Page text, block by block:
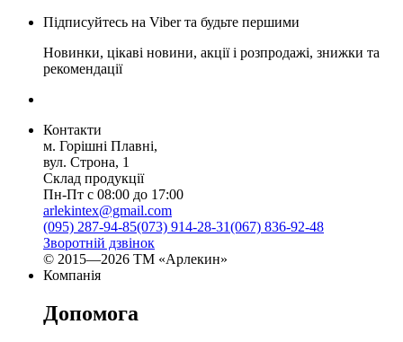
Підписуйтесь на Viber та будьте першими
Новинки, цікаві новини, акції і розпродажі, знижки та
рекомендації
Контакти
м. Горішні Плавні,
вул. Строна, 1
Склад продукції
Пн-Пт с 08:00 до 17:00
arlekintex@gmail.com
(095) 287-94-85(073) 914-28-31(067) 836-92-48
Зворотній дзвінок
© 2015—2026 ТМ «Арлекин»
Компанія
Допомога